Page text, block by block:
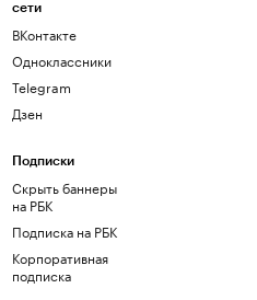
сети
ВКонтакте
Одноклассники
Telegram
Дзен
Подписки
Скрыть баннеры
на РБК
Подписка на РБК
Корпоративная
подписка